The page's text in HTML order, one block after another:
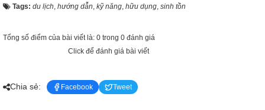
Tags: du lịch hướng dẫn kỹ năng hữu dụng sinh tồn
Tổng số điểm của bài viết là: 0 trong 0 đánh giá
Click để đánh giá bài viết
Chia sẻ: Facebook Tweet